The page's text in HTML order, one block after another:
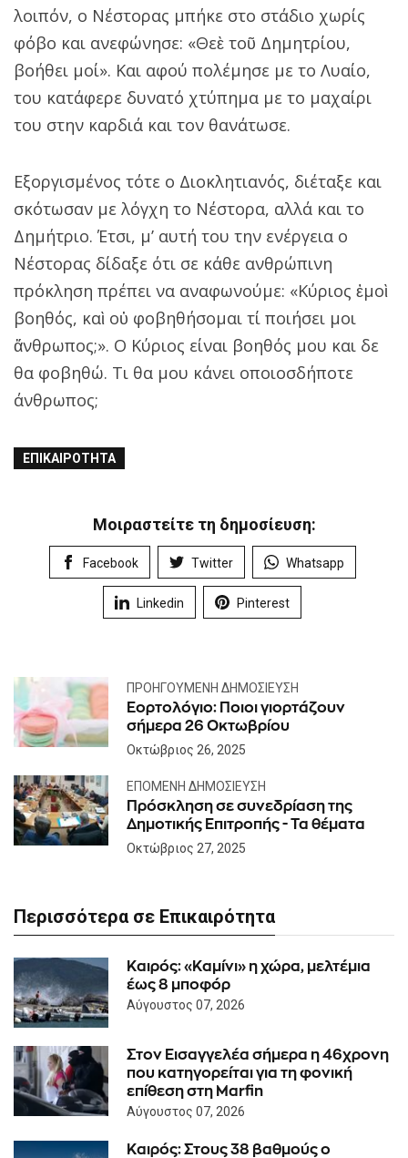
λοιπόν, ο Νέστορας μπήκε στο στάδιο χωρίς
φόβο και ανεφώνησε: «Θεὲ τοῦ Δημητρίου,
βοήθει μοί». Και αφού πολέμησε με το Λυαίο,
του κατάφερε δυνατό χτύπημα με το μαχαίρι
του στην καρδιά και τον θανάτωσε.
Εξοργισμένος τότε ο Διοκλητιανός, διέταξε και
σκότωσαν με λόγχη το Νέστορα, αλλά και το
Δημήτριο. Έτσι, μ’ αυτή του την ενέργεια ο
Νέστορας δίδαξε ότι σε κάθε ανθρώπινη
πρόκληση πρέπει να αναφωνούμε: «Κύριος ἐμοὶ
βοηθός, καὶ οὐ φοβηθήσομαι τί ποιήσει μοι
ἄνθρωπος;». Ο Κύριος είναι βοηθός μου και δε
θα φοβηθώ. Τι θα μου κάνει οποιοσδήποτε
άνθρωπος;
ΕΠΙΚΑΙΡΌΤΗΤΑ
Μοιραστείτε τη δημοσίευση:
Facebook Twitter Whatsapp
Linkedin Pinterest
ΠΡΟΗΓΟΎΜΕΝΗ ΔΗΜΟΣΊΕΥΣΗ
Εορτολόγιο: Ποιοι γιορτάζουν
σήμερα 26 Οκτωβρίου
Οκτώβριος 26, 2025
ΕΠΌΜΕΝΗ ΔΗΜΟΣΊΕΥΣΗ
Πρόσκληση σε συνεδρίαση της
Δημοτικής Επιτροπής - Τα θέματα
Οκτώβριος 27, 2025
Περισσότερα σε Επικαιρότητα
Καιρός: «Καμίνι» η χώρα, μελτέμια
έως 8 μποφόρ
Αύγουστος 07, 2026
Στον Εισαγγελέα σήμερα η 46χρονη
που κατηγορείται για τη φονική
επίθεση στη Marfin
Αύγουστος 07, 2026
Καιρός: Στους 38 βαθμούς ο